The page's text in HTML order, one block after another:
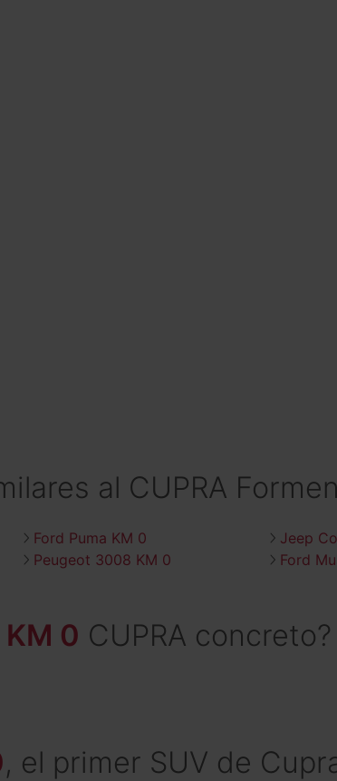
al CUPRA
Ford Puma KM 0
Jeep
Peugeot 3008 KM 0 Ford
KM 0 CUPRA concreto?
, el primer SUV de